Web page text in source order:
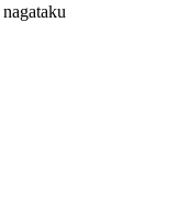
nagataku